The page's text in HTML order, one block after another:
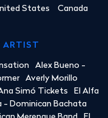
States Canada
ARTIST
Alex Bueno -
Averly Morillo
Simó Tickets
El Alfa
- Dominican Bachata